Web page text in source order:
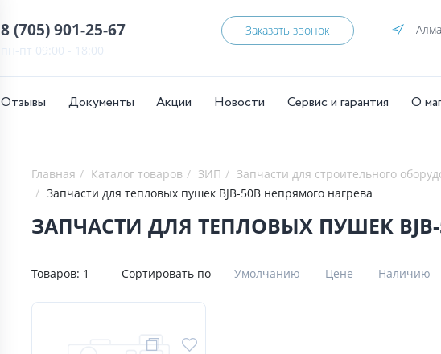
8 (705) 901-25-67
пн-пт 09:00 - 18:00
Заказать звонок
Отзывы Документы Акции Новости Сервис и гарантия О
Главная Каталог товаров ЗИП Запчасти для строительного
Запчасти для тепловых пушек BJB-50B непрямого нагрева
ЗАПЧАСТИ ДЛЯ ТЕПЛОВЫХ ПУШЕК
Товаров: 1 Сортировать по Умолчанию Цене Наличию